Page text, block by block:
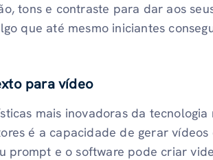
tons e contraste para dar aos
que até mesmo iniciantes
para vídeo
mais inovadoras da tecnologia
é a capacidade de gerar
prompt e o software pode criar